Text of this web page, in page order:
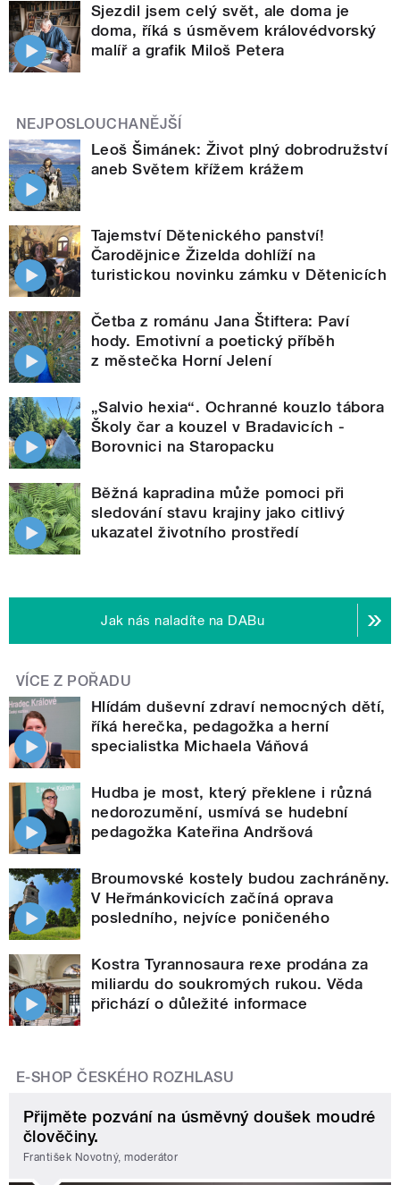
Sjezdil jsem celý svět, ale doma je
doma, říká s úsměvem královédvorský
malíř a grafik Miloš Petera
NEJPOSLOUCHANĚJŠÍ
Leoš Šimánek: Život plný dobrodružství
aneb Světem křížem krážem
Tajemství Dětenického panství!
Čarodějnice Žizelda dohlíží na
turistickou novinku zámku v Dětenicích
Četba z románu Jana Štiftera: Paví
hody. Emotivní a poetický příběh
z městečka Horní Jelení
„Salvio hexia“. Ochranné kouzlo tábora
Školy čar a kouzel v Bradavicích -
Borovnici na Staropacku
Běžná kapradina může pomoci při
sledování stavu krajiny jako citlivý
ukazatel životního prostředí
Jak nás naladíte na DABu
VÍCE Z POŘADU
Hlídám duševní zdraví nemocných dětí,
říká herečka, pedagožka a herní
specialistka Michaela Váňová
Hudba je most, který překlene i různá
nedorozumění, usmívá se hudební
pedagožka Kateřina Andršová
Broumovské kostely budou zachráněny.
V Heřmánkovicích začíná oprava
posledního, nejvíce poničeného
Kostra Tyrannosaura rexe prodána za
miliardu do soukromých rukou. Věda
přichází o důležité informace
E-SHOP ČESKÉHO ROZHLASU
Přijměte pozvání na úsměvný doušek moudré
člověčiny.
František Novotný, moderátor